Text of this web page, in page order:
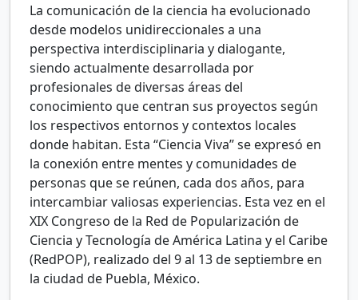
La comunicación de la ciencia ha evolucionado
desde modelos unidireccionales a una
perspectiva interdisciplinaria y dialogante,
siendo actualmente desarrollada por
profesionales de diversas áreas del
conocimiento que centran sus proyectos según
los respectivos entornos y contextos locales
donde habitan. Esta “Ciencia Viva” se expresó en
la conexión entre mentes y comunidades de
personas que se reúnen, cada dos años, para
intercambiar valiosas experiencias. Esta vez en el
XIX Congreso de la Red de Popularización de
Ciencia y Tecnología de América Latina y el Caribe
(RedPOP), realizado del 9 al 13 de septiembre en
la ciudad de Puebla, México.